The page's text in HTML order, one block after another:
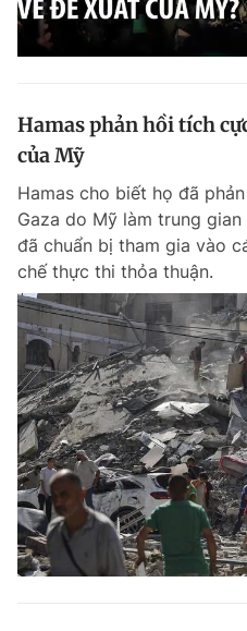
Đặt báo Quảng cáo RSS
Tổng biên tập: Nguyễn Ngọc Toàn
Tổng thư ký tòa soạn: Đức Trung
Giấy phép xuất bản số 110/GP -
© 2003-2026 Bản quyền thuộc
dưới mọi hình thức nếu không có
Phát triển bởi ePi Technologies,
Hamas phản hồi tích
của Mỹ
Hamas cho biết họ đã
Gaza do Mỹ làm trung
đã chuẩn bị tham gia vào
chế thực thi thỏa thuận.